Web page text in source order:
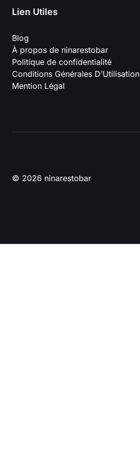
Lien Utiles
Blog
À propos de ninarestobar
Politique de confidentialité
Conditions Générales D’Utilisation
Mention Légal
© 2026 ninarestobar